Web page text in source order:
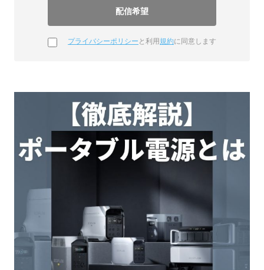
プライバシーポリシー と利用規約に同意します